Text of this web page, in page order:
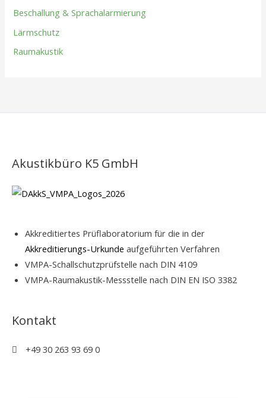
Beschallung & Sprachalarmierung
Lärmschutz
Raumakustik
Akustikbüro K5 GmbH
Akkreditiertes Prüflaboratorium für die in der
Akkreditierungs-Urkunde aufgeführten Verfahren
VMPA-Schallschutzprüfstelle nach DIN 4109
VMPA-Raumakustik-Messstelle nach DIN EN ISO 3382
Kontakt
+49 30 263 93 69 0